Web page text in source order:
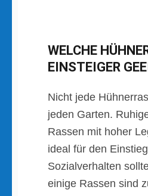
WELCHE
EINSTEIGER
Nicht jede
jeden Garten.
Rassen mit hoher
ideal für den
Sozialverhalten
einige Rassen sind